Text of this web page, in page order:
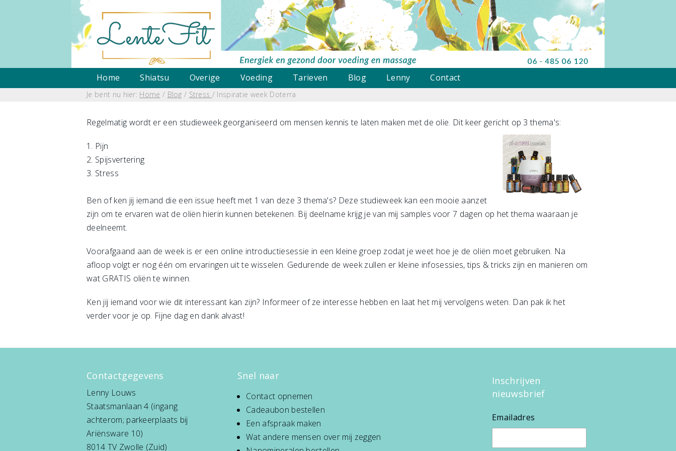
Home Shiatsu Overige Voeding Tarieven Blog Lenny Contact
Je bent nu hier: Home / Blog / Stress / Inspiratie week Doterra
Regelmatig wordt er een studieweek georganiseerd om mensen kennis te laten maken met de olie. Dit keer gericht op 3 thema's:
1. Pijn
2. Spijsvertering
3. Stress
Ben of ken jij iemand die een issue heeft met 1 van deze 3 thema's? Deze studieweek kan een mooie aanzet
zijn om te ervaren wat de oliën hierin kunnen betekenen. Bij deelname krijg je van mij samples voor 7 dagen op het thema waaraan je
deelneemt.
Voorafgaand aan de week is er een online introductiesessie in een kleine groep zodat je weet hoe je de oliën moet gebruiken. Na
afloop volgt er nog één om ervaringen uit te wisselen. Gedurende de week zullen er kleine infosessies, tips & tricks zijn en manieren om
wat GRATIS oliën te winnen.
Ken jij iemand voor wie dit interessant kan zijn? Informeer of ze interesse hebben en laat het mij vervolgens weten. Dan pak ik het
verder voor je op. Fijne dag en dank alvast!
Contactgegevens
Lenny Louws
Staatsmanlaan 4 (ingang
achterom; parkeerplaats bij
Ariënsware 10)
8014 TV Zwolle (Zuid)
Snel naar
Contact opnemen
Cadeaubon bestellen
Een afspraak maken
Wat andere mensen over mij zeggen
Inschrijven
nieuwsbrief
Emailadres